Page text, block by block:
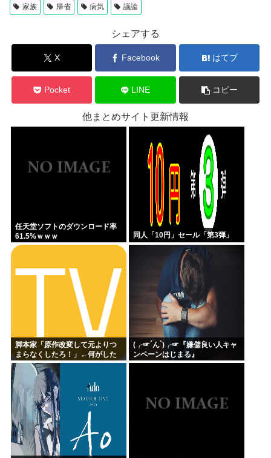
家族
帰省 病気 議論
シェアする
X Facebook はてブ
Pocket LINE コピー
他まとめサイト更新情報
任天堂ソフトのダウンロード率
61.5%ｗｗｗ
同人「10円」セール「第3弾」
脚本家「原作改変して元よりつ
まらなくしたろ！」←何がした
いの？
(╭☞´ん`)╭☞『嫌儲良い人キャ
ンペーンはじまる』